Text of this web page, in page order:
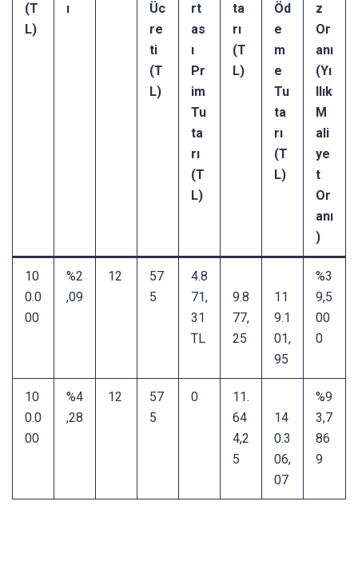
(T
L)
ı
Üc
re
ti
(T
L)
rt
as
ı
Pr
im
Tu
ta
rı
(T
L)
ta
rı
(T
L)
Öd
e
m
e
Tu
ta
rı
(T
L)
z
Or
anı
(Yı
llık
M
ali
ye
t
Or
anı
)​
10
0.0
00
%2
,09
12
57
5
4.8
71,
31
TL
9.8
77,
25
11
9.1
01,
95
%3
9,5
00
0
10
0.0
00
%4
,28
12
57
5
0
11.
64
4,2
5
14
0.3
06,
07
%9
3,7
86
9​​​